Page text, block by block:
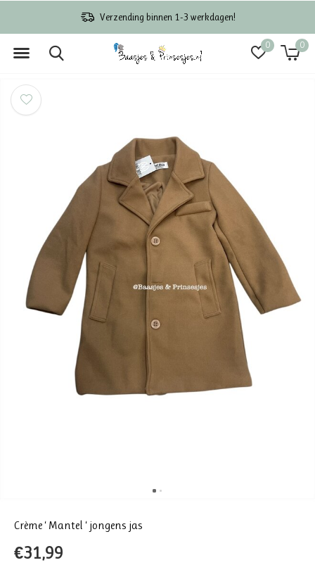
0 0
Verzending binnen 1-3 werkdagen!
Crème ‘ Mantel ‘ jongens jas
€31,99